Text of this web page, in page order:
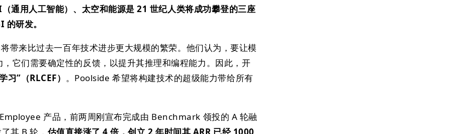
通用人工智能）、太空和能源是 21 世纪人类将成功攀登的三座
研发。
带来比过去一百年技术进步更大规模的繁荣。他们认为，要让模
它们需要确定性的反馈，以提升其推理和编程能力。因此，开
”（RLCEF） 。Poolside 希望将构建技术的超级能力带给所有
产品，前两周刚宣布完成由 Benchmark 领投的 A 轮融